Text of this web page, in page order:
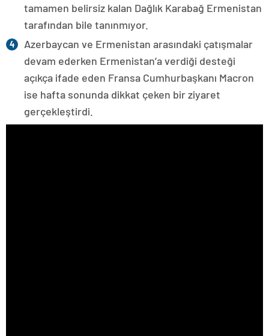
tamamen belirsiz kalan Dağlık Karabağ Ermenistan
tarafından bile tanınmıyor.
Azerbaycan ve Ermenistan arasındaki çatışmalar
devam ederken Ermenistan’a verdiği desteği
açıkça ifade eden Fransa Cumhurbaşkanı Macron
ise hafta sonunda dikkat çeken bir ziyaret
gerçekleştirdi.